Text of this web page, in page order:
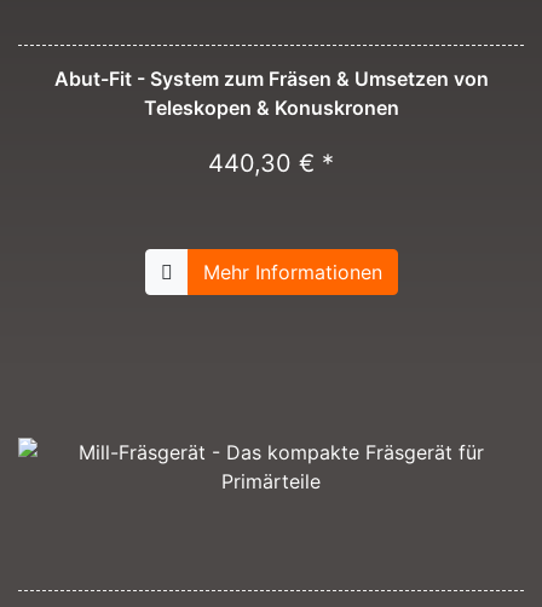
Abut-Fit - System zum Fräsen & Umsetzen von
Teleskopen & Konuskronen
440,30 € *
Mehr Informationen